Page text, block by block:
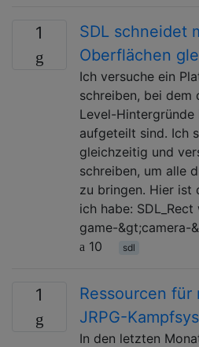
1
SDL schneidet
Oberflächen
Ich versuche ein
schreiben, bei dem
Level-Hintergründe
aufgeteilt sind. Ich
gleichzeitig und
schreiben, um alle
zu bringen. Hier ist
ich habe:
game-&gt;camera-
10
sdl
1
Ressourcen
JRPG-
In den letzten